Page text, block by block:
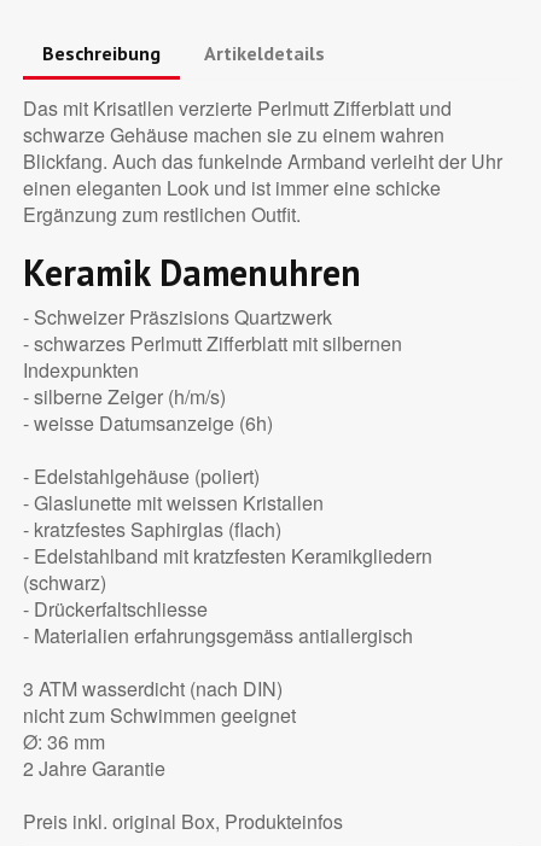
Beschreibung Artikeldetails
Das mit Krisatllen verzierte Perlmutt Zifferblatt und
schwarze Gehäuse machen sie zu einem wahren
Blickfang. Auch das funkelnde Armband verleiht der Uhr
einen eleganten Look und ist immer eine schicke
Ergänzung zum restlichen Outfit.
Keramik Damenuhren
- Schweizer Präszisions Quartzwerk
- schwarzes Perlmutt Zifferblatt mit silbernen
Indexpunkten
- silberne Zeiger (h/m/s)
- weisse Datumsanzeige (6h)
- Edelstahlgehäuse (poliert)
- Glaslunette mit weissen Kristallen
- kratzfestes Saphirglas (flach)
- Edelstahlband mit kratzfesten Keramikgliedern
(schwarz)
- Drückerfaltschliesse
- Materialien erfahrungsgemäss antiallergisch
3 ATM wasserdicht (nach DIN)
nicht zum Schwimmen geeignet
Ø: 36 mm
2 Jahre Garantie
Preis inkl. original Box, Produkteinfos